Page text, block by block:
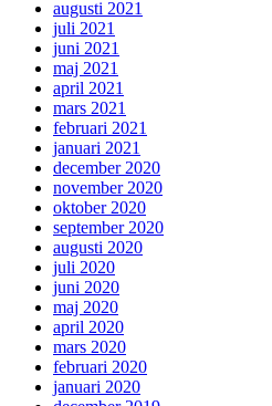
augusti 2021
juli 2021
juni 2021
maj 2021
april 2021
mars 2021
februari 2021
januari 2021
december 2020
november 2020
oktober 2020
september 2020
augusti 2020
juli 2020
juni 2020
maj 2020
april 2020
mars 2020
februari 2020
januari 2020